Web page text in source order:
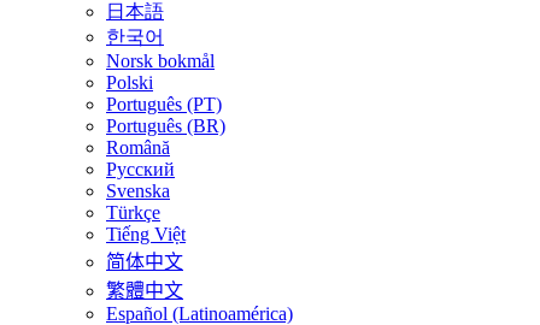
日本語
한국어
Norsk bokmål
Polski
Português (PT)
Português (BR)
Română
Русский
Svenska
Türkçe
Tiếng Việt
简体中文
繁體中文
Español (Latinoamérica)